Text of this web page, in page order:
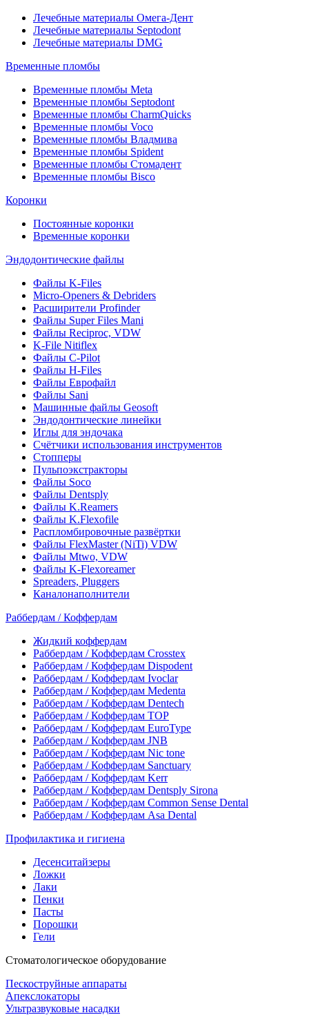
Лечебные материалы Омега-Дент
Лечебные материалы Septodont
Лечебные материалы DMG
Временные пломбы
Временные пломбы Meta
Временные пломбы Septodont
Временные пломбы CharmQuicks
Временные пломбы Voco
Временные пломбы Владмива
Временные пломбы Spident
Временные пломбы Стомадент
Временные пломбы Bisco
Коронки
Постоянные коронки
Временные коронки
Эндодонтические файлы
Файлы K-Files
Micro-Openers & Debriders
Расширители Profinder
Файлы Super Files Mani
Файлы Reciproc, VDW
K-File Nitiflex
Файлы C-Pilot
Файлы H-Files
Файлы Еврофайл
Файлы Sani
Машинные файлы Geosoft
Эндодонтические линейки
Иглы для эндочака
Счётчики использования инструментов
Стопперы
Пульпоэкстракторы
Файлы Soco
Файлы Dentsply
Файлы K.Reamers
Файлы K.Flexofile
Распломбировочные развёртки
Файлы FlexMaster (NiTi) VDW
Файлы Mtwo, VDW
Файлы K-Flexoreamer
Spreaders, Pluggers
Каналонаполнители
Раббердам / Коффердам
Жидкий коффердам
Раббердам / Коффердам Crosstex
Раббердам / Коффердам Dispodent
Раббердам / Коффердам Ivoclar
Раббердам / Коффердам Medenta
Раббердам / Коффердам Dentech
Раббердам / Коффердам ТОР
Раббердам / Коффердам EuroType
Раббердам / Коффердам JNB
Раббердам / Коффердам Nic tone
Раббердам / Коффердам Sanctuary
Раббердам / Коффердам Kerr
Раббердам / Коффердам Dentsply Sirona
Раббердам / Коффердам Common Sense Dental
Раббердам / Коффердам Asa Dental
Профилактика и гигиена
Десенситайзеры
Ложки
Лаки
Пенки
Пасты
Порошки
Гели
Стоматологическое оборудование
Пескоструйные аппараты
Апекслокаторы
Ультразвуковые насадки